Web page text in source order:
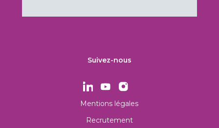
Suivez-nous
Mentions légales
Recrutement